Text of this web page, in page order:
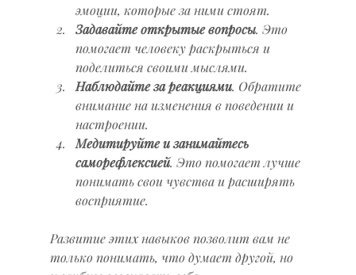
эмоции, которые за ними стоят.
Задавайте открытые вопросы. Это
помогает человеку раскрыться и
поделиться своими мыслями.
Наблюдайте за реакциями. Обратите
внимание на изменения в поведении и
настроении.
Медитируйте и занимайтесь
саморефлексией. Это помогает лучше
понимать свои чувства и расширять
восприятие.
Развитие этих навыков позволит вам не
только понимать, что думает другой, но